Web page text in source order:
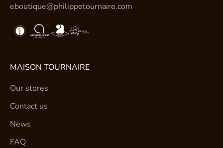
eboutique@philippetournaire.com
MAISON TOURNAIRE
Our stores
Contact us
News
FAQ